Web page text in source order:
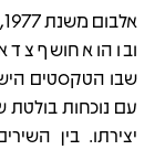
ובו הוא חושף צד
שבו הטקסטים
עם נוכחות בולטת
יצירתו. בין